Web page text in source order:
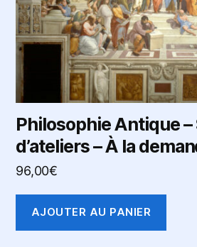
Philosophie Antique –
d’ateliers – À la
96,00€
AJOUTER AU PANIER